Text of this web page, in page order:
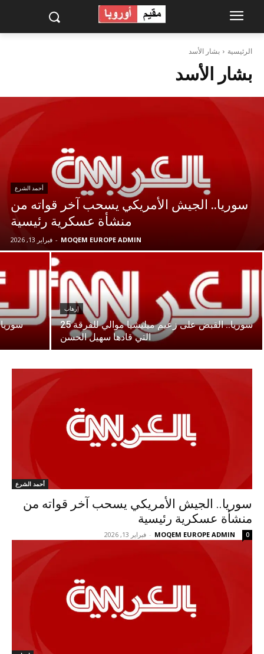
الرئيسية بشار الأسد
بشار الأسد
أحمد الشرع
سوريا.. الجيش الأمريكي يسحب آخر قواته من
منشأة عسكرية رئيسية
MOQEM EUROPE ADMIN
- فبراير 13, 2026
إرهاب
سوريا.. القبض على زعيم ميليشيا موالي للفرقة 25
التي قادها سهيل الحسن
أحمد الشرع
سوريا.. الجيش الأمريكي يسحب آخر قواته من
منشأة عسكرية رئيسية
MOQEM EUROPE ADMIN
- فبراير 13, 2026 0